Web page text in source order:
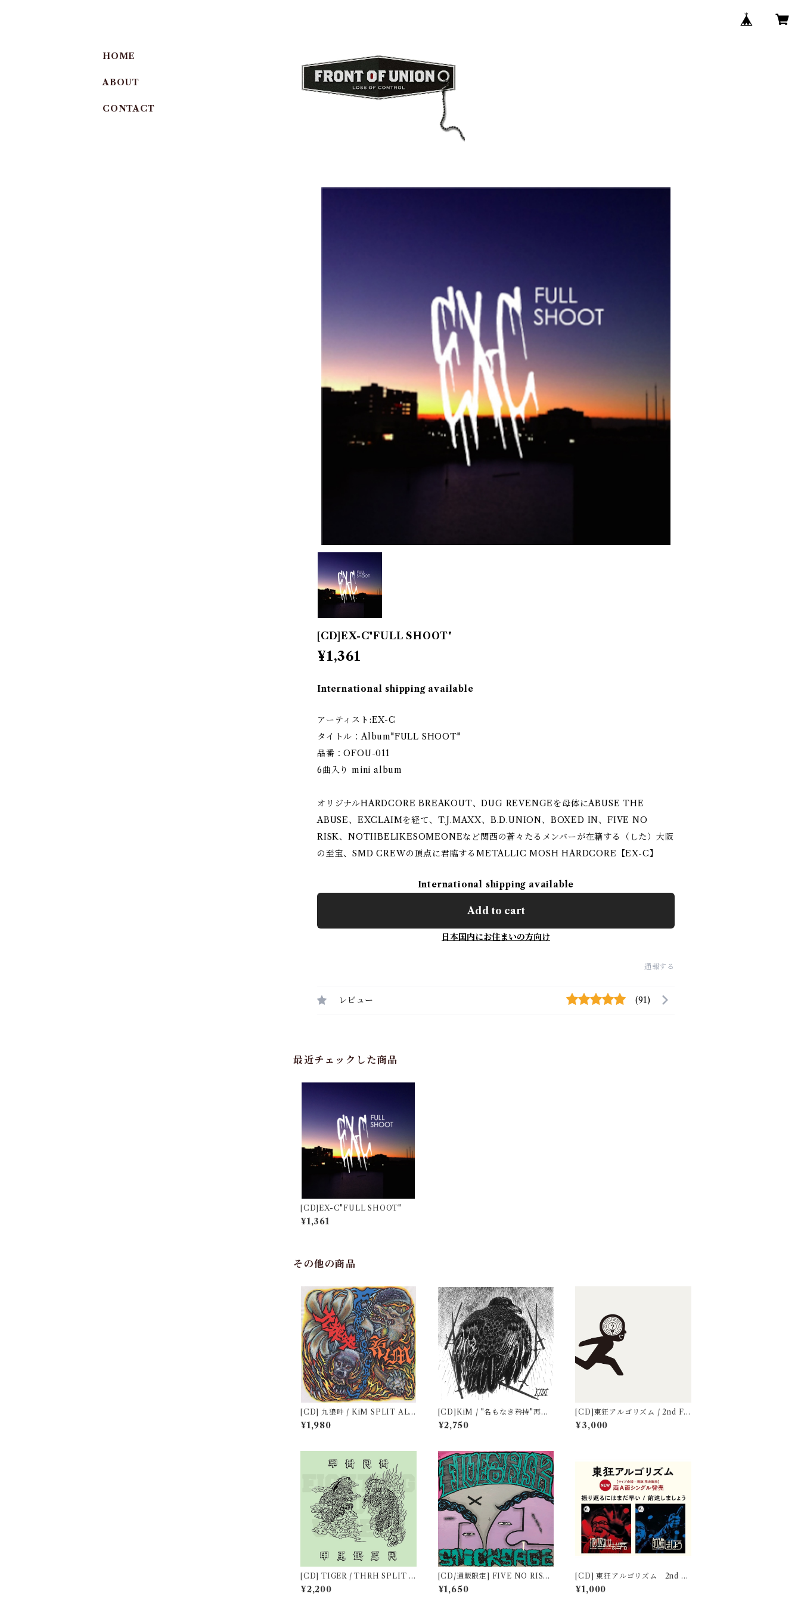
[CD]EX-C"FULL SHOOT"
¥1,361
International shipping available
アーティスト:EX-C
タイトル：Album"FULL SHOOT"
品番：OFOU-011
6曲入り mini album
オリジナルHARDCORE BREAKOUT、DUG REVENGEを母体にABUSE THE
ABUSE、EXCLAIMを経て、T.J.MAXX、B.D.UNION、BOXED IN、FIVE NO
RISK、NOTIIBELIKESOMEONEなど関西の蒼々たるメンバーが在籍する（した）大阪
の至宝、SMD CREWの頂点に君臨するMETALLIC MOSH HARDCORE【EX-C】
International shipping available
Add to cart
日本国内にお住まいの方向け
通報する
レビュー (91)
最近チェックした商品
[CD]EX-C"FULL SHOOT"
¥1,361
その他の商品
[CD] 九狼吽 / KiM SPLIT ALB
UM "Fighting our upsets"
¥1,980
[CD]KiM / "名もなき矜持"再発
盤
¥2,750
[CD]東狂アルゴリズム / 2nd Ful
l album TOKYO ALGORITHM
II"やあ。凡人"
¥3,000
[CD] TIGER / THRH SPLIT A
LBUM "Fighting our upsets"
¥2,200
[CD/通販限定] FIVE NO RISK
7th album "STICKS AGE"
¥1,650
[CD] 東狂アルゴリズム 2nd si
ngle "振り返るにはまだ早い／前
進しましょう"
¥1,000
HOME
ABOUT
CONTACT